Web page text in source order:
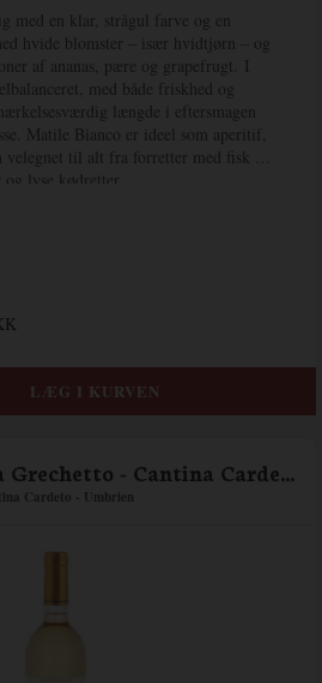
med en klar, strågul farve og en
hvide blomster – især hvidtjørn – og
af ananas, pære og grapefrugt. I
med både friskhed og
længde i eftersmagen
Matile Bianco er ideel som aperitif,
velegnet til alt fra forretter med fisk og
lyse kødretter.
2024 Cardeto Citta Grechetto - Cantina Cardeto
Cardeto - Umbrien